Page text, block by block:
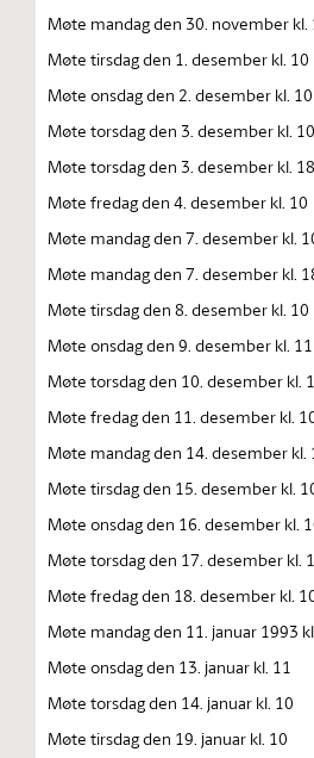
Møte mandag den 30. november kl.
Møte tirsdag den 1. desember kl. 10
Møte onsdag den 2. desember kl. 10
Møte torsdag den 3. desember kl. 10
Møte torsdag den 3. desember kl. 18
Møte fredag den 4. desember kl. 10
Møte mandag den 7. desember kl.
Møte mandag den 7. desember kl.
Møte tirsdag den 8. desember kl. 10
Møte onsdag den 9. desember kl. 11
Møte torsdag den 10. desember kl.
Møte fredag den 11. desember kl.
Møte mandag den 14. desember kl.
Møte tirsdag den 15. desember kl.
Møte onsdag den 16. desember kl.
Møte torsdag den 17. desember kl.
Møte fredag den 18. desember kl.
Møte mandag den 11. januar 1993
Møte onsdag den 13. januar kl. 11
Møte torsdag den 14. januar kl. 10
Møte tirsdag den 19. januar kl. 10